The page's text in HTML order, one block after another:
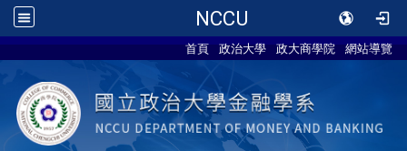
NCCU
首頁 政治大學 政大商學院 網站導覽